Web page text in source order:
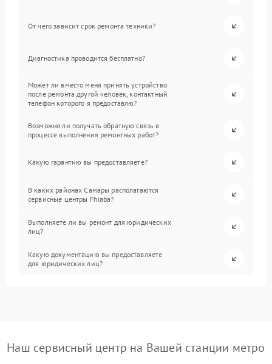
От чего зависит срок ремонта техники?
Диагностика проводится бесплатно?
Может ли вместо меня принять устройство
после ремонта другой человек, контактный
телефон которого я предоставлю?
Возможно ли получать обратную связь в
процессе выполнения ремонтных работ?
Какую гарантию вы предоставляете?
В каких районах Самары располагаются
сервисные центры Fhiaba?
Выполняете ли вы ремонт для юридических
лиц?
Какую документацию вы предоставляете
для юридических лиц?
Наш сервисный центр на Вашей станции метро